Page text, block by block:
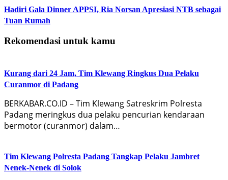
Hadiri Gala Dinner APPSI, Ria Norsan Apresiasi NTB sebagai
Tuan Rumah
Rekomendasi untuk kamu
Kurang dari 24 Jam, Tim Klewang Ringkus Dua Pelaku
Curanmor di Padang
BERKABAR.CO.ID – Tim Klewang Satreskrim Polresta
Padang meringkus dua pelaku pencurian kendaraan
bermotor (curanmor) dalam…
Tim Klewang Polresta Padang Tangkap Pelaku Jambret
Nenek-Nenek di Solok